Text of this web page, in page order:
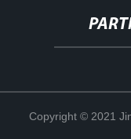
Copyright © 2021